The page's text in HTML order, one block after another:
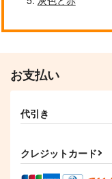
虹色の鉛筆
サンプル
お支払い
代引き
クレジットカード